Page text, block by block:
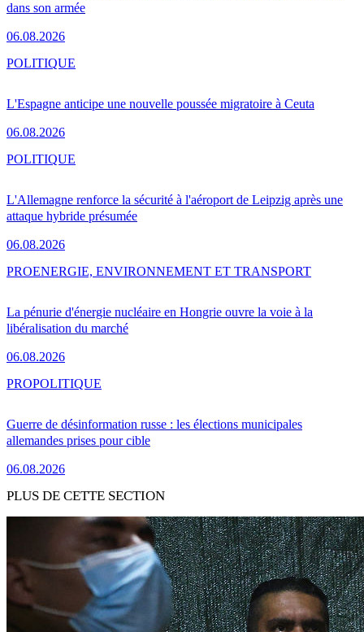
dans son armée
06.08.2026
L'Espagne anticipe une nouvelle poussée migratoire à Ceuta
06.08.2026
POLITIQUE
L'Allemagne renforce la sécurité à l'aéroport de Leipzig après une
attaque hybride présumée
06.08.2026
POLITIQUE
La pénurie d'énergie nucléaire en Hongrie ouvre la voie à la
libéralisation du marché
06.08.2026
PROENERGIE, ENVIRONNEMENT ET TRANSPORT
Guerre de désinformation russe : les élections municipales
allemandes prises pour cible
06.08.2026
PROPOLITIQUE
PLUS DE CETTE SECTION